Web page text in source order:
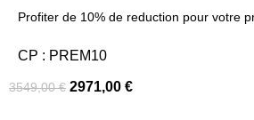
Profiter de 10% de reduction pour votre
CP : PREM10
3549,00€ 2971,00€